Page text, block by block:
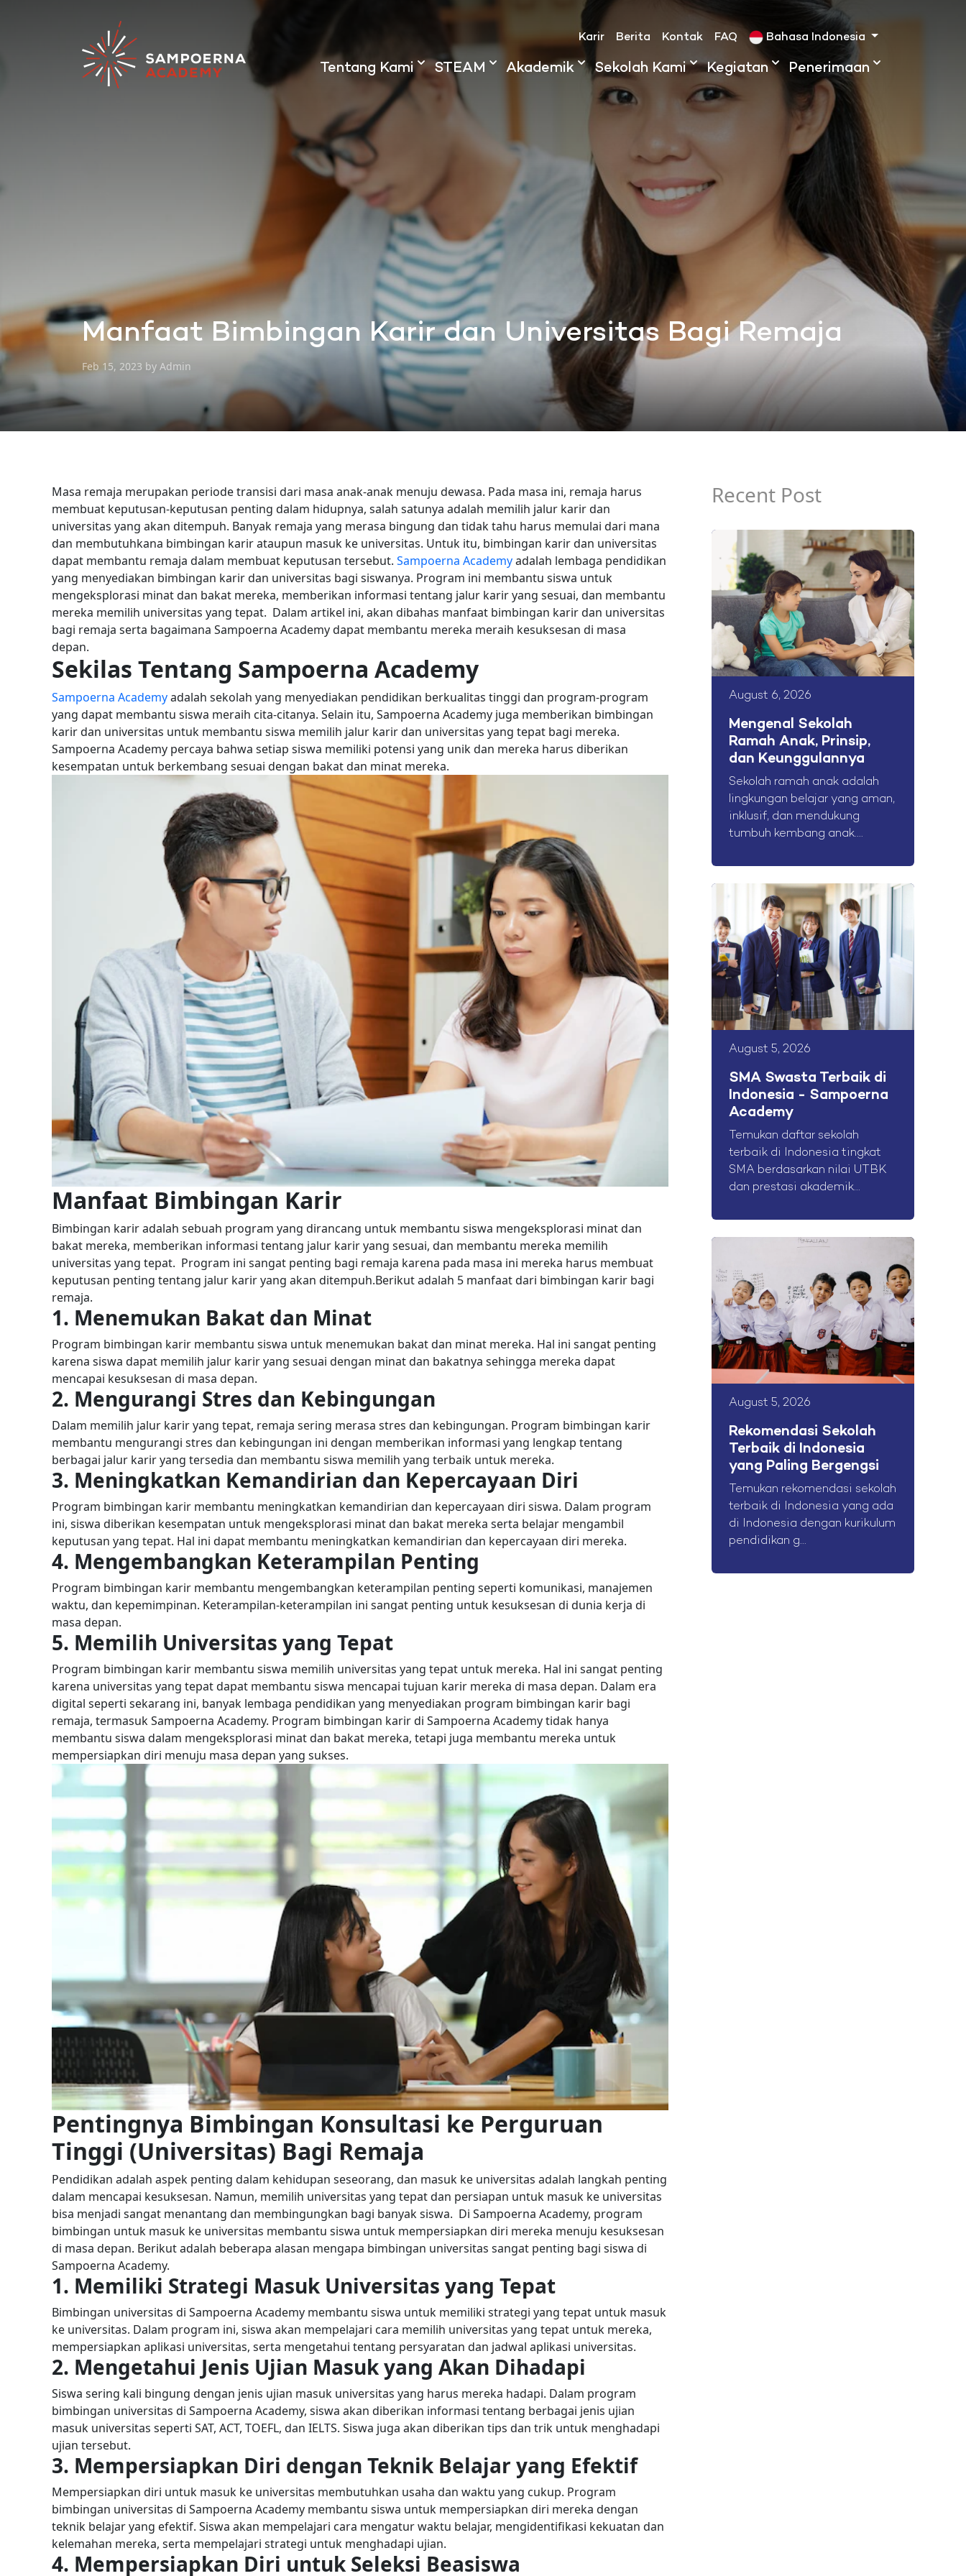
Karir Berita Kontak FAQ Bahasa Indonesia
Tentang Kami STEAM Akademik Sekolah Kami Kegiatan Penerimaan
Manfaat Bimbingan Karir dan Universitas Bagi Remaja
Feb 15, 2023 by Admin
Masa remaja merupakan periode transisi dari masa anak-anak menuju dewasa. Pada masa ini, remaja harus
membuat keputusan-keputusan penting dalam hidupnya, salah satunya adalah memilih jalur karir dan
universitas yang akan ditempuh. Banyak remaja yang merasa bingung dan tidak tahu harus memulai dari mana
dan membutuhkana bimbingan karir ataupun masuk ke universitas. Untuk itu, bimbingan karir dan universitas
dapat membantu remaja dalam membuat keputusan tersebut. Sampoerna Academyadalah lembaga pendidikan
yang menyediakan bimbingan karir dan universitas bagi siswanya. Program ini membantu siswa untuk
mengeksplorasi minat dan bakat mereka, memberikan informasi tentang jalur karir yang sesuai, dan membantu
mereka memilih universitas yang tepat. Dalam artikel ini, akan dibahas manfaat bimbingan karir dan universitas
bagi remaja serta bagaimana Sampoerna Academy dapat membantu mereka meraih kesuksesan di masa
depan.
Sekilas Tentang Sampoerna Academy
Sampoerna Academyadalah sekolah yang menyediakan pendidikan berkualitas tinggi dan program-program
yang dapat membantu siswa meraih cita-citanya. Selain itu, Sampoerna Academy juga memberikan bimbingan
karir dan universitas untuk membantu siswa memilih jalur karir dan universitas yang tepat bagi mereka.
Sampoerna Academy percaya bahwa setiap siswa memiliki potensi yang unik dan mereka harus diberikan
kesempatan untuk berkembang sesuai dengan bakat dan minat mereka.
Manfaat Bimbingan Karir
Bimbingan karir adalah sebuah program yang dirancang untuk membantu siswa mengeksplorasi minat dan
bakat mereka, memberikan informasi tentang jalur karir yang sesuai, dan membantu mereka memilih
universitas yang tepat. Program ini sangat penting bagi remaja karena pada masa ini mereka harus membuat
keputusan penting tentang jalur karir yang akan ditempuh.Berikut adalah 5 manfaat dari bimbingan karir bagi
remaja.
1. Menemukan Bakat dan Minat
Program bimbingan karir membantu siswa untuk menemukan bakat dan minat mereka. Hal ini sangat penting
karena siswa dapat memilih jalur karir yang sesuai dengan minat dan bakatnya sehingga mereka dapat
mencapai kesuksesan di masa depan.
2. Mengurangi Stres dan Kebingungan
Dalam memilih jalur karir yang tepat, remaja sering merasa stres dan kebingungan. Program bimbingan karir
membantu mengurangi stres dan kebingungan ini dengan memberikan informasi yang lengkap tentang
berbagai jalur karir yang tersedia dan membantu siswa memilih yang terbaik untuk mereka.
3. Meningkatkan Kemandirian dan Kepercayaan Diri
Program bimbingan karir membantu meningkatkan kemandirian dan kepercayaan diri siswa. Dalam program
ini, siswa diberikan kesempatan untuk mengeksplorasi minat dan bakat mereka serta belajar mengambil
keputusan yang tepat. Hal ini dapat membantu meningkatkan kemandirian dan kepercayaan diri mereka.
4. Mengembangkan Keterampilan Penting
Program bimbingan karir membantu mengembangkan keterampilan penting seperti komunikasi, manajemen
waktu, dan kepemimpinan. Keterampilan-keterampilan ini sangat penting untuk kesuksesan di dunia kerja di
masa depan.
5. Memilih Universitas yang Tepat
Program bimbingan karir membantu siswa memilih universitas yang tepat untuk mereka. Hal ini sangat penting
karena universitas yang tepat dapat membantu siswa mencapai tujuan karir mereka di masa depan. Dalam era
digital seperti sekarang ini, banyak lembaga pendidikan yang menyediakan program bimbingan karir bagi
remaja, termasuk Sampoerna Academy. Program bimbingan karir di Sampoerna Academy tidak hanya
membantu siswa dalam mengeksplorasi minat dan bakat mereka, tetapi juga membantu mereka untuk
mempersiapkan diri menuju masa depan yang sukses.
Pentingnya Bimbingan Konsultasi ke Perguruan
Tinggi (Universitas) Bagi Remaja
Pendidikan adalah aspek penting dalam kehidupan seseorang, dan masuk ke universitas adalah langkah penting
dalam mencapai kesuksesan. Namun, memilih universitas yang tepat dan persiapan untuk masuk ke universitas
bisa menjadi sangat menantang dan membingungkan bagi banyak siswa. Di Sampoerna Academy, program
bimbingan untuk masuk ke universitas membantu siswa untuk mempersiapkan diri mereka menuju kesuksesan
di masa depan. Berikut adalah beberapa alasan mengapa bimbingan universitas sangat penting bagi siswa di
Sampoerna Academy.
1. Memiliki Strategi Masuk Universitas yang Tepat
Bimbingan universitas di Sampoerna Academy membantu siswa untuk memiliki strategi yang tepat untuk masuk
ke universitas. Dalam program ini, siswa akan mempelajari cara memilih universitas yang tepat untuk mereka,
mempersiapkan aplikasi universitas, serta mengetahui tentang persyaratan dan jadwal aplikasi universitas.
2. Mengetahui Jenis Ujian Masuk yang Akan Dihadapi
Siswa sering kali bingung dengan jenis ujian masuk universitas yang harus mereka hadapi. Dalam program
bimbingan universitas di Sampoerna Academy, siswa akan diberikan informasi tentang berbagai jenis ujian
masuk universitas seperti SAT, ACT, TOEFL, dan IELTS. Siswa juga akan diberikan tips dan trik untuk menghadapi
ujian tersebut.
3. Mempersiapkan Diri dengan Teknik Belajar yang Efektif
Mempersiapkan diri untuk masuk ke universitas membutuhkan usaha dan waktu yang cukup. Program
bimbingan universitas di Sampoerna Academy membantu siswa untuk mempersiapkan diri mereka dengan
teknik belajar yang efektif. Siswa akan mempelajari cara mengatur waktu belajar, mengidentifikasi kekuatan dan
kelemahan mereka, serta mempelajari strategi untuk menghadapi ujian.
4. Mempersiapkan Diri untuk Seleksi Beasiswa
Recent Post
August 6, 2026
Mengenal Sekolah
Ramah Anak, Prinsip,
dan Keunggulannya
Sekolah ramah anak adalah
lingkungan belajar yang aman,
inklusif, dan mendukung
tumbuh kembang anak....
August 5, 2026
SMA Swasta Terbaik di
Indonesia - Sampoerna
Academy
Temukan daftar sekolah
terbaik di Indonesia tingkat
SMA berdasarkan nilai UTBK
dan prestasi akademik...
August 5, 2026
Rekomendasi Sekolah
Terbaik di Indonesia
yang Paling Bergengsi
Temukan rekomendasi sekolah
terbaik di Indonesia yang ada
di Indonesia dengan kurikulum
pendidikan g...